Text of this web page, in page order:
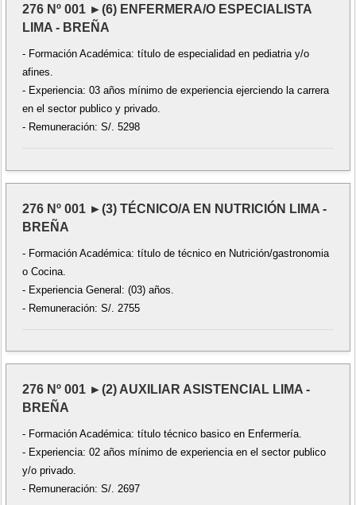
276 Nº 001 ►(6) ENFERMERA/O ESPECIALISTA
LIMA - BREÑA
- Formación Académica: título de especialidad en pediatria y/o
afines.
- Experiencia: 03 años mínimo de experiencia ejerciendo la carrera
en el sector publico y privado.
- Remuneración: S/. 5298
276 Nº 001 ►(3) TÉCNICO/A EN NUTRICIÓN LIMA -
BREÑA
- Formación Académica: título de técnico en Nutrición/gastronomia
o Cocina.
- Experiencia General: (03) años.
- Remuneración: S/. 2755
276 Nº 001 ►(2) AUXILIAR ASISTENCIAL LIMA -
BREÑA
- Formación Académica: título técnico basico en Enfermería.
- Experiencia: 02 años mínimo de experiencia en el sector publico
y/o privado.
- Remuneración: S/. 2697